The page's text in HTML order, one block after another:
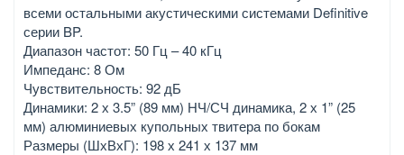
всеми остальными акустическими системами Definitive
серии BP.
Диапазон частот: 50 Гц – 40 кГц
Импеданс: 8 Ом
Чувствительность: 92 дБ
Динамики: 2 х 3.5” (89 мм) НЧ/СЧ динамика, 2 х 1” (25
мм) алюминиевых купольных твитера по бокам
Размеры (ШхВхГ): 198 х 241 х 137 мм